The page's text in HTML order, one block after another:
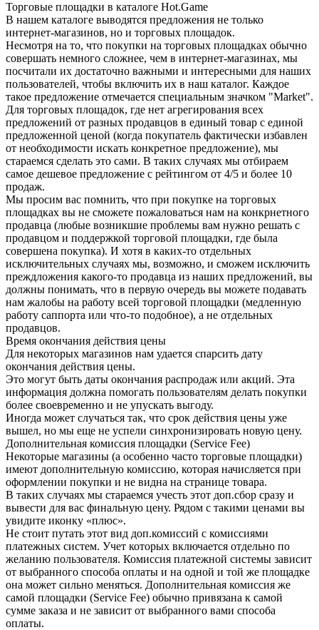
Торговые площадки в каталоге Hot.Game
В нашем каталоге выводятся предложения не только
интернет-магазинов, но и торговых площадок.
Несмотря на то, что покупки на торговых площадках обычно
совершать немного сложнее, чем в интернет-магазинах, мы
посчитали их достаточно важными и интересными для наших
пользователей, чтобы включить их в наш каталог. Каждое
такое предложение отмечается специальным значком "Market".
Для торговых площадок, где нет агрегирования всех
предложений от разных продавцов в единый товар с единой
предложенной ценой (когда покупатель фактически избавлен
от необходимости искать конкретное предложение), мы
стараемся сделать это сами. В таких случаях мы отбираем
самое дешевое предложение с рейтингом от 4/5 и более 10
продаж.
Мы просим вас помнить, что при покупке на торговых
площадках вы не сможете пожаловаться нам на конкрнетного
продавца (любые возникшие проблемы вам нужно решать с
продавцом и поддержкой торговой площадки, где была
совершена покупка). И хотя в каких-то отдельных
исключительных случаях мы, возможно, и сможем исключить
преждложения какого-то продавца из наших предложений, вы
должны понимать, что в первую очередь вы можете подавать
нам жалобы на работу всей торговой площадки (медленную
работу саппорта или что-то подобное), а не отдельных
продавцов.
Время окончания действия цены
Для некоторых магазинов нам удается спарсить дату
окончания действия цены.
Это могут быть даты окончания распродаж или акций. Эта
информация должна помогать пользователям делать покупки
более своевременно и не упускать выгоду.
Иногда может случаться так, что срок действия цены уже
вышел, но мы еще не успели синхронизировать новую цену.
Дополнительная комиссия площадки (Service Fee)
Некоторые магазины (а особенно часто торговые площадки)
имеют дополнительную комиссию, которая начисляется при
оформлении покупки и не видна на странице товара.
В таких случаях мы стараемся учесть этот доп.сбор сразу и
вывести для вас финальную цену. Рядом с такими ценами вы
увидите иконку «плюс».
Не стоит путать этот вид доп.комиссий с комиссиями
платежных систем. Учет которых включается отдельно по
желанию пользователя. Комиссия платежной системы зависит
от выбранного способа оплаты и на одной и той же площадке
она может сильно меняться. Дополнительная комиссия же
самой площадки (Service Fee) обычно привязана к самой
сумме заказа и не зависит от выбранного вами способа
оплаты.